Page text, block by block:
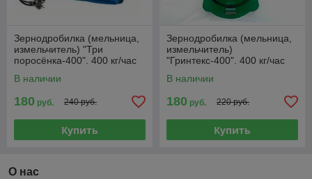
Зернодробилка (мельница,
измельчитель) "Три
поросёнка-400". 400 кг/час
В наличии
180 руб. 240 руб.
Купить
Зернодробилка (мельница,
измельчитель)
"Гринтекс-400". 400 кг/час
В наличии
180 руб. 220 руб.
Купить
О нас